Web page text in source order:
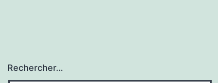
Rechercher…